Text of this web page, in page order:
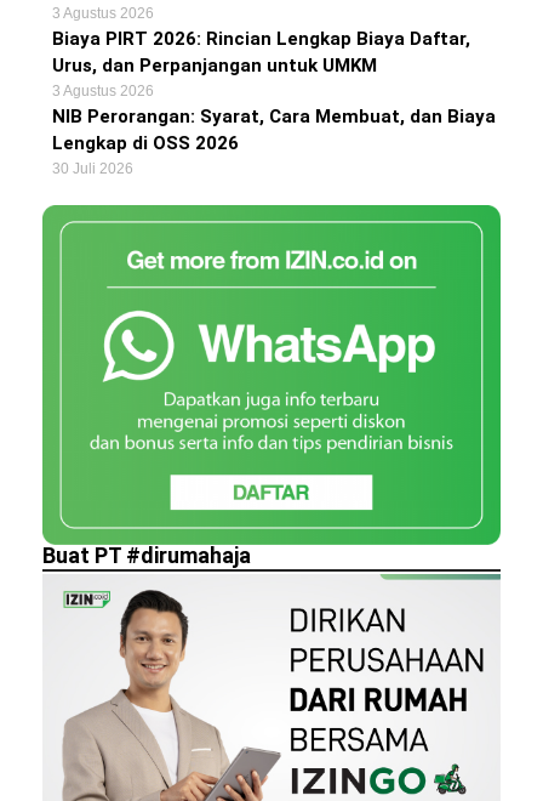
3 Agustus 2026
Biaya PIRT 2026: Rincian Lengkap Biaya Daftar,
Urus, dan Perpanjangan untuk UMKM
3 Agustus 2026
NIB Perorangan: Syarat, Cara Membuat, dan Biaya
Lengkap di OSS 2026
30 Juli 2026
Buat PT #dirumahaja